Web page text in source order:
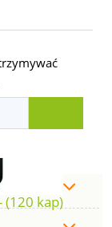
(120 kap)